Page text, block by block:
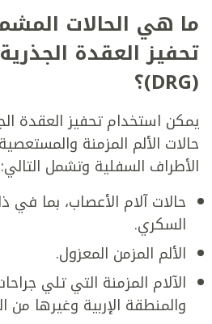
ما هي الحالات
تحفيز العقدة
(DRG)؟
يمكن استخدام تحفيز العقدة
حالات الألم المزمنة
الأطراف السفلية وتشمل التالي:
حالات آلام الأعصاب، بما في
السكري.
الألم المزمن المعزول.
الآلام المزمنة التي تلي
والمنطقة الإربية وغيرها من